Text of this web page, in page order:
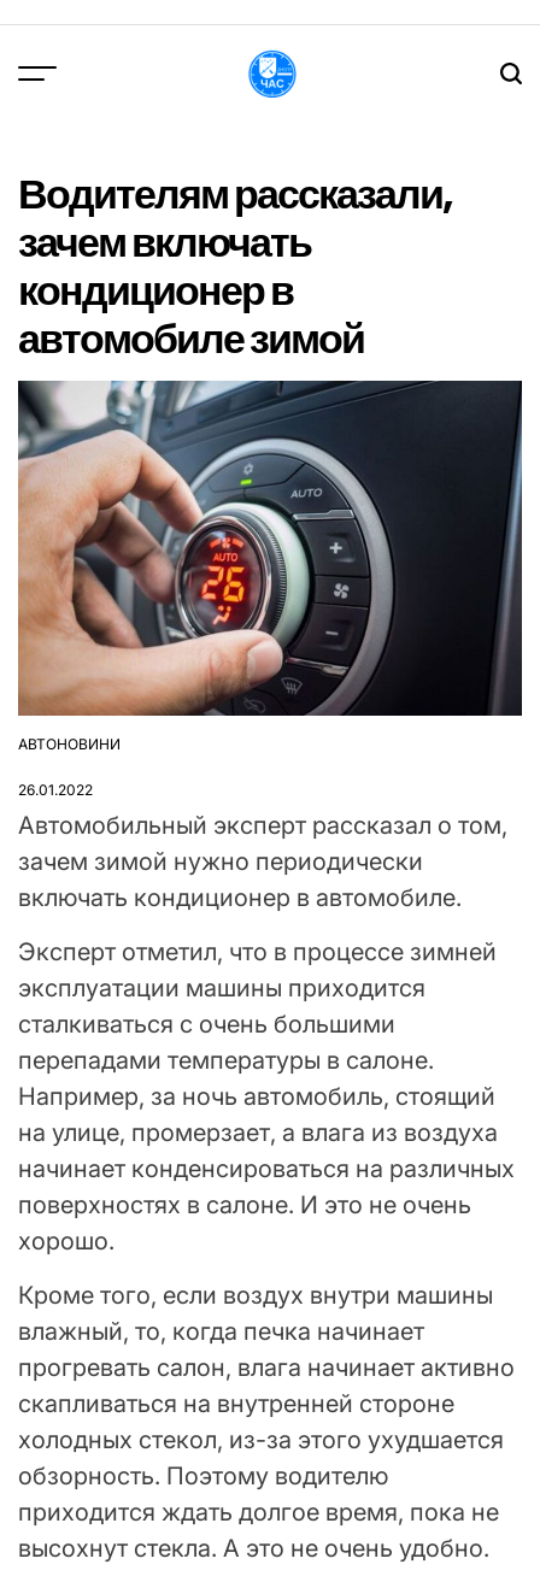
вмісту
Водителям рассказали,
зачем включать
кондиционер в
автомобиле зимой
ОПУБЛІКУВАТИ
АВТОНОВИНИ
26.01.2022
Автомобильный эксперт рассказал о том,
зачем зимой нужно периодически
включать кондиционер в автомобиле.
Эксперт отметил, что в процессе зимней
эксплуатации машины приходится
сталкиваться с очень большими
перепадами температуры в салоне.
Например, за ночь автомобиль, стоящий
на улице, промерзает, а влага из воздуха
начинает конденсироваться на различных
поверхностях в салоне. И это не очень
хорошо.
Кроме того, если воздух внутри машины
влажный, то, когда печка начинает
прогревать салон, влага начинает активно
скапливаться на внутренней стороне
холодных стекол, из-за этого ухудшается
обзорность. Поэтому водителю
приходится ждать долгое время, пока не
высохнут стекла. А это не очень удобно.